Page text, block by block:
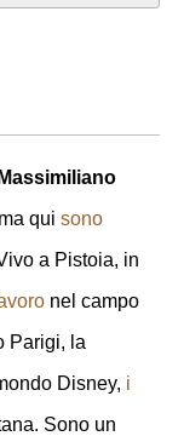
Massimiliano
qui sono
a Pistoia, in
nel campo
Parigi, la
Disney, i
Sono un